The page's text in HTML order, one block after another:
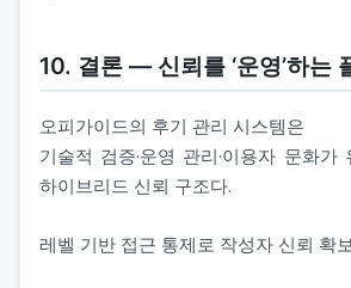
10. 결론 ― 신뢰를 ‘운영’하는
오피가이드의 후기 관리 시스템은
기술적 검증·운영 관리·이용자 문화가
하이브리드 신뢰 구조다.
레벨 기반 접근 통제로 작성자 신뢰 확보